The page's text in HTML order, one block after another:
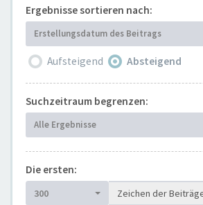
Ergebnisse sortieren nach:
Erstellungsdatum des Beitrags
Aufsteigend Absteigend
Suchzeitraum begrenzen:
Alle Ergebnisse
Die ersten:
300 Zeichen der